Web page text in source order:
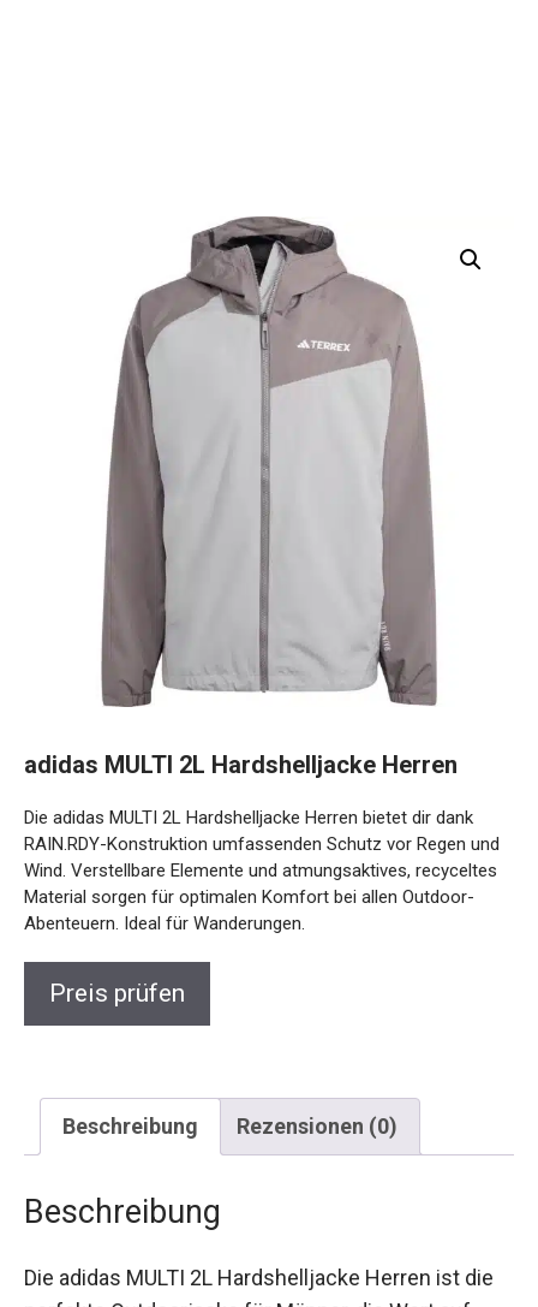
RAIN.RDY-Konstruktion umfassenden Schutz vor Regen
und Wind. Verstellbare Elemente und atmungsaktives,
recyceltes Material sorgen für optimalen Komfort bei allen
Outdoor-Abenteuern. Ideal für Wanderungen.
Beschreibung Rezensionen (0)
Beschreibung
perfekte Outdoorjacke für Männer, die Wert auf